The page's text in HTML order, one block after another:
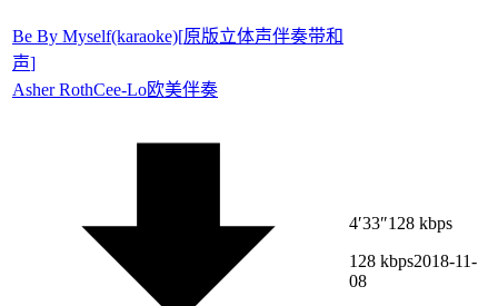
Be By Myself(karaoke)[原版立体声伴奏带和
声]
Asher RothCee-Lo欧美伴奏
4′33″128 kbps
128 kbps2018-11-
08